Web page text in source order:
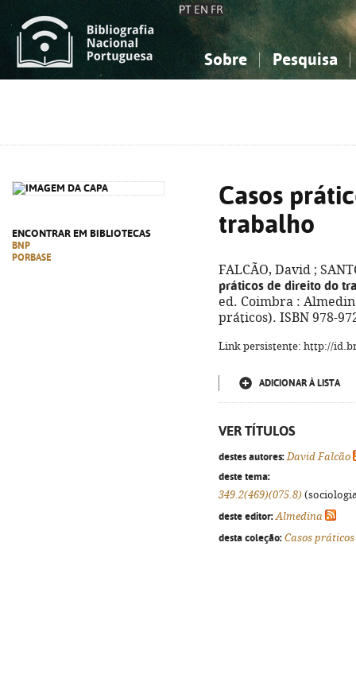
PT EN FR
Sobre Pesquisa
ENCONTRAR EM BIBLIOTECAS
BNP
PORBASE
Casos
trabalho
FALCÃO, David ;
práticos de direito do
ed. Coimbra :
práticos). ISBN 978-
Link persistente: http://
ADICIONAR À LISTA
VER TÍTULOS
destes autores: David Falcão
deste tema:
349.2(469)(075.8)
deste editor: Almedina
desta coleção: Casos práticos